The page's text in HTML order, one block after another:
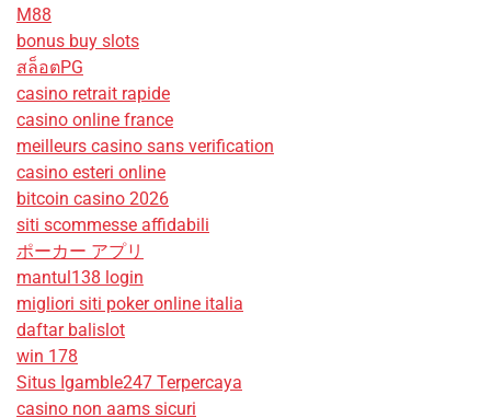
M88
bonus buy slots
สล็อตPG
casino retrait rapide
casino online france
meilleurs casino sans verification
casino esteri online
bitcoin casino 2026
siti scommesse affidabili
ポーカー アプリ
mantul138 login
migliori siti poker online italia
daftar balislot
win 178
Situs Igamble247 Terpercaya
casino non aams sicuri